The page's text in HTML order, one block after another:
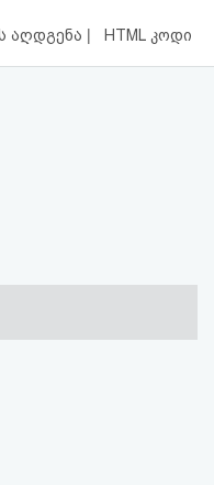
აღდგენა | HTML კოდი